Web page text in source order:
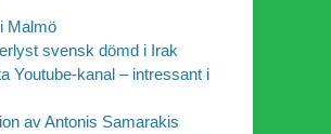
Malmö
svensk dömd i Irak
Youtube-kanal – intressant i
av Antonis Samarakis